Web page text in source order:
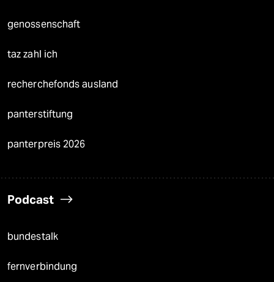
genossenschaft
taz zahl ich
recherchefonds ausland
panterstiftung
panterpreis 2026
Podcast
bundestalk
fernverbindung